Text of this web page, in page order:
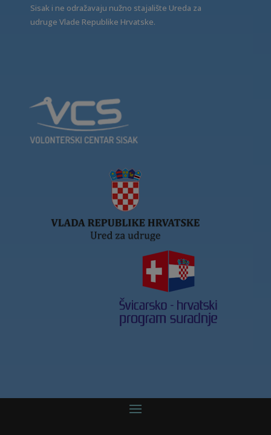
Sisak i ne odražavaju nužno stajalište Ureda za
udruge Vlade Republike Hrvatske.